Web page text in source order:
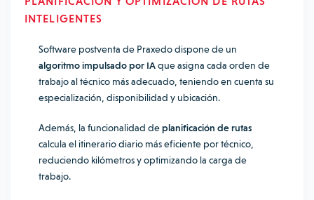
INTELIGENTES
Software postventa de Praxedo dispone de un
algoritmo impulsado por IAque asigna cada orden de
trabajo al técnico más adecuado, teniendo en cuenta su
especialización, disponibilidad y ubicación.
Además, la funcionalidad deplanificación de rutas
calcula el itinerario diario más eficiente por técnico,
reduciendo kilómetros y optimizando la carga de
trabajo.